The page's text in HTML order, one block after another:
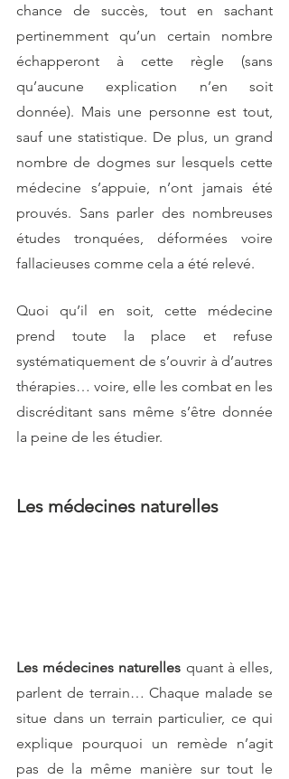
chance de succès, tout en sachant
pertinemment qu’un certain nombre
échapperont à cette règle (sans
qu’aucune explication n’en soit
donnée). Mais une personne est tout,
sauf une statistique. De plus, un grand
nombre de dogmes sur lesquels cette
médecine s’appuie, n’ont jamais été
prouvés. Sans parler des nombreuses
études tronquées, déformées voire
fallacieuses comme cela a été relevé.
Quoi qu’il en soit, cette médecine
prend toute la place et refuse
systématiquement de s’ouvrir à d’autres
thérapies… voire, elle les combat en les
discréditant sans même s’être donnée
la peine de les étudier.
Les médecines naturelles
Les médecines naturelles quant à elles,
parlent de terrain… Chaque malade se
situe dans un terrain particulier, ce qui
explique pourquoi un remède n’agit
pas de la même manière sur tout le